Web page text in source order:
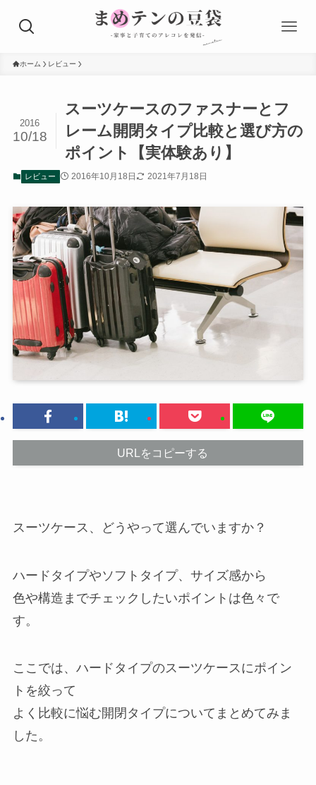
ホーム レビュー
スーツケースのファスナーとフ
レーム開閉タイプ比較と選び方の
ポイント【実体験あり】
2016
10/18
レビュー 2016年10月18日 2021年7月18日
URLをコピーする
スーツケース、どうやって選んでいますか？
ハードタイプやソフトタイプ、サイズ感から
色や構造までチェックしたいポイントは色々で
す。
ここでは、ハードタイプのスーツケースにポイン
トを絞って
よく比較に悩む開閉タイプについてまとめてみま
した。